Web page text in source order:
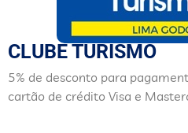
CLUBE TURISMO
5% de desconto para
cartão de crédito Visa e